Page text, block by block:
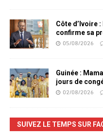
Côte d’Ivoire
confirme sa
05/08/2026
Guinée :
jours de
02/08/2026
SUIVEZ LE TEMPS SUR